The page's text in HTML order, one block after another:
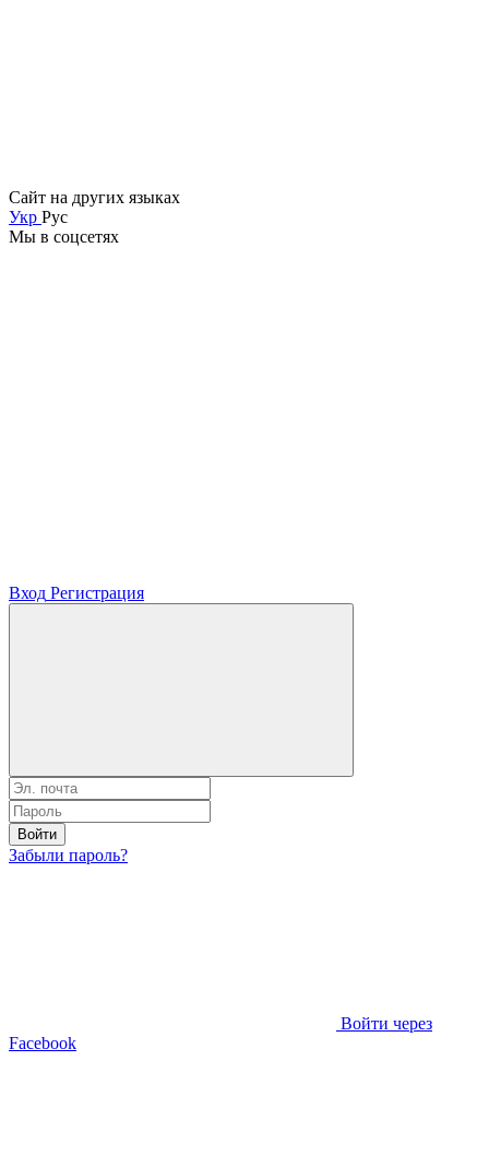
Сайт на других языках
Укр Рус
Мы в соцсетях
Вход Регистрация
Войти
Забыли пароль?
Войти через
Facebook